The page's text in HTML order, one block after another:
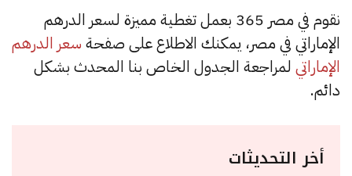
نقوم في مصر 365 بعمل تغطية مميزة لسعر الدرهم
الإماراتي في مصر، يمكنك الاطلاع على صفحة سعر الدرهم
الإماراتي لمراجعة الجدول الخاص بنا المحدث بشكل
دائم.
أخر التحديثات